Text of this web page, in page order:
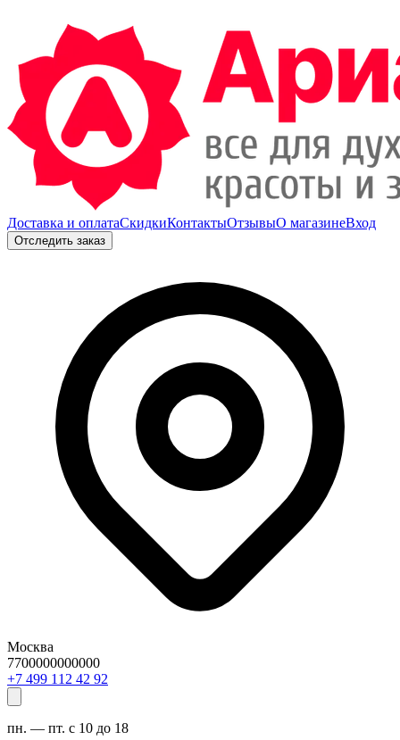
Доставка и оплатаСкидкиКонтактыОтзывыО магазинеВход
Отследить заказ
Москва
7700000000000
29 24 211 994 7+
пн. — пт. с 10 до 18